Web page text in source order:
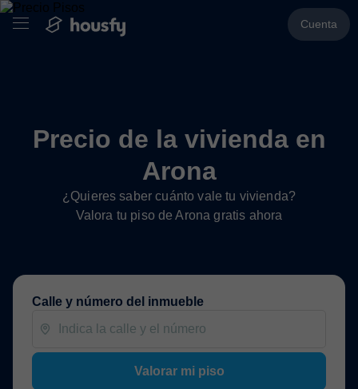
Cuenta
Precio de la vivienda en
Arona
¿Quieres saber cuánto vale tu vivienda?
Valora tu piso de Arona gratis ahora
Calle y número del inmueble
Valorar mi piso